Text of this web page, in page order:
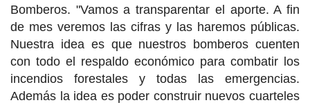
Bomberos. "Vamos a transparentar el aporte. A fin
de mes veremos las cifras y las haremos públicas.
Nuestra idea es que nuestros bomberos cuenten
con todo el respaldo económico para combatir los
incendios forestales y todas las emergencias.
Además la idea es poder construir nuevos cuarteles